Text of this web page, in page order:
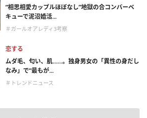
“相思相愛カップルほぼなし”地獄の合コンバーベ
キューで泥沼婚活...
＃ガールオアレディ3考察
恋する
ムダ毛、匂い、肌……。独身男女の「異性の身だし
なみ」で“最もが...
＃トレンドニュース